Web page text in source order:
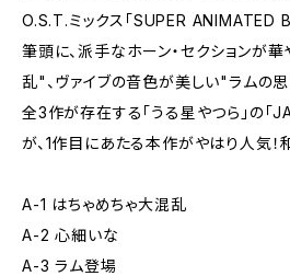
O.S.T.ミックス「SUPER ANIMATED
筆頭に、派手なホーン・セクションが
乱"、ヴァイブの音色が美しい"ラムの
全3作が存在する「うる星やつら」の「
が、1作目にあたる本作がやはり人気
A-1 はちゃめちゃ大混乱
A-2 心細いな
A-3 ラム登場